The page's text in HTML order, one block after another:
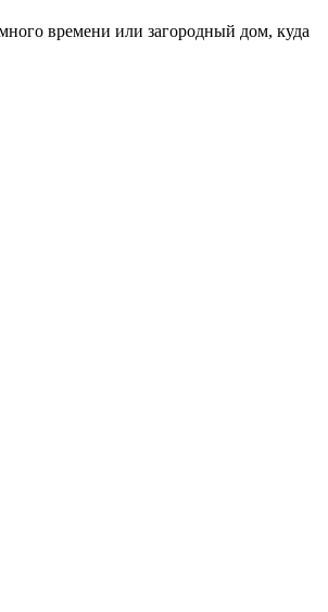
времени или загородный дом, куда